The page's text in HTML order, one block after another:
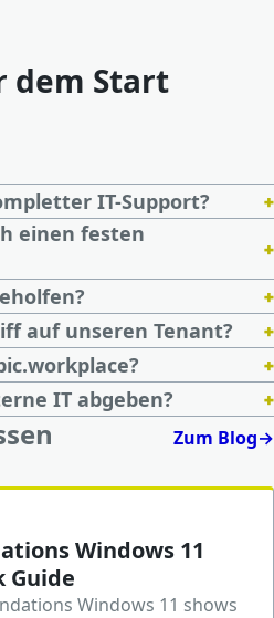
dem Start
IT-Support? +
einen festen
+
+
auf unseren Tenant? +
+
IT abgeben? +
Zum Blog→
Windows 11
Guide
Windows 11 shows